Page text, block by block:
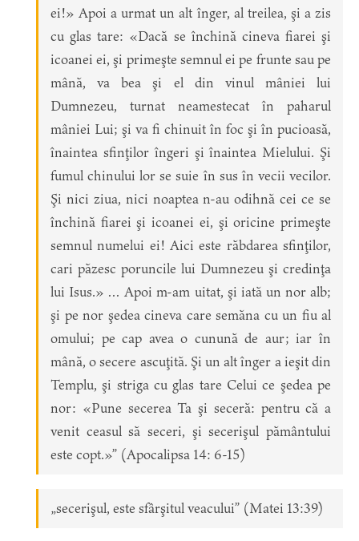
ei!» Apoi a urmat un alt înger, al treilea, şi a zis
cu glas tare: «Dacă se închină cineva fiarei şi
icoanei ei, şi primeşte semnul ei pe frunte sau pe
mână, va bea şi el din vinul mâniei lui
Dumnezeu, turnat neamestecat în paharul
mâniei Lui; şi va fi chinuit în foc şi în pucioasă,
înaintea sfinţilor îngeri şi înaintea Mielului. Şi
fumul chinului lor se suie în sus în vecii vecilor.
Şi nici ziua, nici noaptea n-au odihnă cei ce se
închină fiarei şi icoanei ei, şi oricine primeşte
semnul numelui ei! Aici este răbdarea sfinţilor,
cari păzesc poruncile lui Dumnezeu şi credinţa
lui Isus.» … Apoi m-am uitat, şi iată un nor alb;
şi pe nor şedea cineva care semăna cu un fiu al
omului; pe cap avea o cunună de aur; iar în
mână, o secere ascuţită. Şi un alt înger a ieşit din
Templu, şi striga cu glas tare Celui ce şedea pe
nor: «Pune secerea Ta şi seceră: pentru că a
venit ceasul să seceri, şi secerişul pământului
este copt.»” (Apocalipsa 14: 6-15)
„secerişul, este sfârşitul veacului” (Matei 13:39)